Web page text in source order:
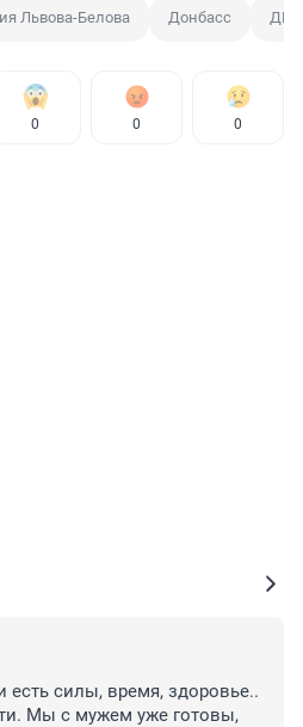
Львова-Белова Донбасс
0 0 0
есть силы, время, здоровье..
Мы с мужем уже готовы,